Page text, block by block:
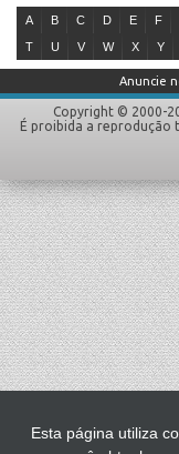
Esta página utiliza
A B C D E F
T
U V W X Y
Anuncie
Copyright © 2000-
É proibida a reprodução